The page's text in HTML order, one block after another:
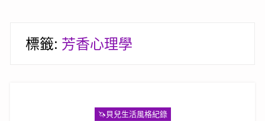
標籤: 芳香心理學
🦄️貝兒生活風格紀錄